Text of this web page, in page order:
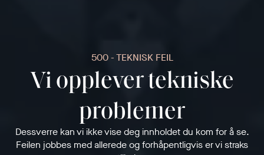
500 - TEKNISK FEIL
Vi opplever tekniske
problemer
Dessverre kan vi ikke vise deg innholdet du kom for å se.
Feilen jobbes med allerede og forhåpentligvis er vi straks